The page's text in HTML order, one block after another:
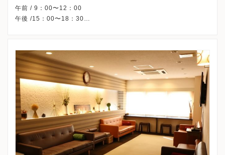
午前 / 9：00〜12：00
午後 /15：00〜18：30
※詳細はクリニックHPを確認、または直接お問い合わせくださ